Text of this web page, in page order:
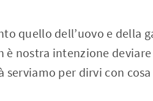
quello dell’uovo e della
è nostra intenzione
serviamo per dirvi con